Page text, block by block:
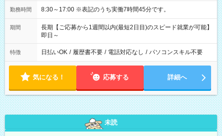
勤務時間 8:30～17:00 ※表記のうち実働7時間45分です。
期間
長期【ご応募から1週間以内(最短2日目)のスピード就業が可能】
即日～
特徴 日払いOK / 履歴書不要 / 電話対応なし / パソコンスキル不要
気になる！ 応募する 詳細へ
未読